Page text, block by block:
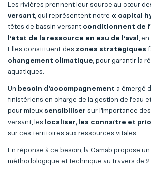
Les rivières prennent leur source au cœur
versant, qui représentent notre « capital
têtes de bassin versant conditionnent de
l’état de la ressource en eau de l’aval ,
Elles constituent des zones stratégiques
changement climatique, pour garantir la
aquatiques.
Un besoin d’accompagnement a émergé
finistériens en charge de la gestion de l’eau
pour mieux sensibiliser sur l’importance
versant, les
localiser, les connaître et
sur ces territoires aux ressources vitales.
En réponse à ce besoin, la Camab propose un
méthodologique et technique au travers de 2